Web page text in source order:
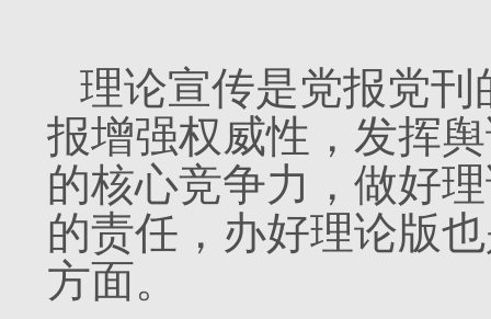
理论宣传是党报党
报增强权威性，发挥
的核心竞争力，做好
的责任，办好理论版
方面。